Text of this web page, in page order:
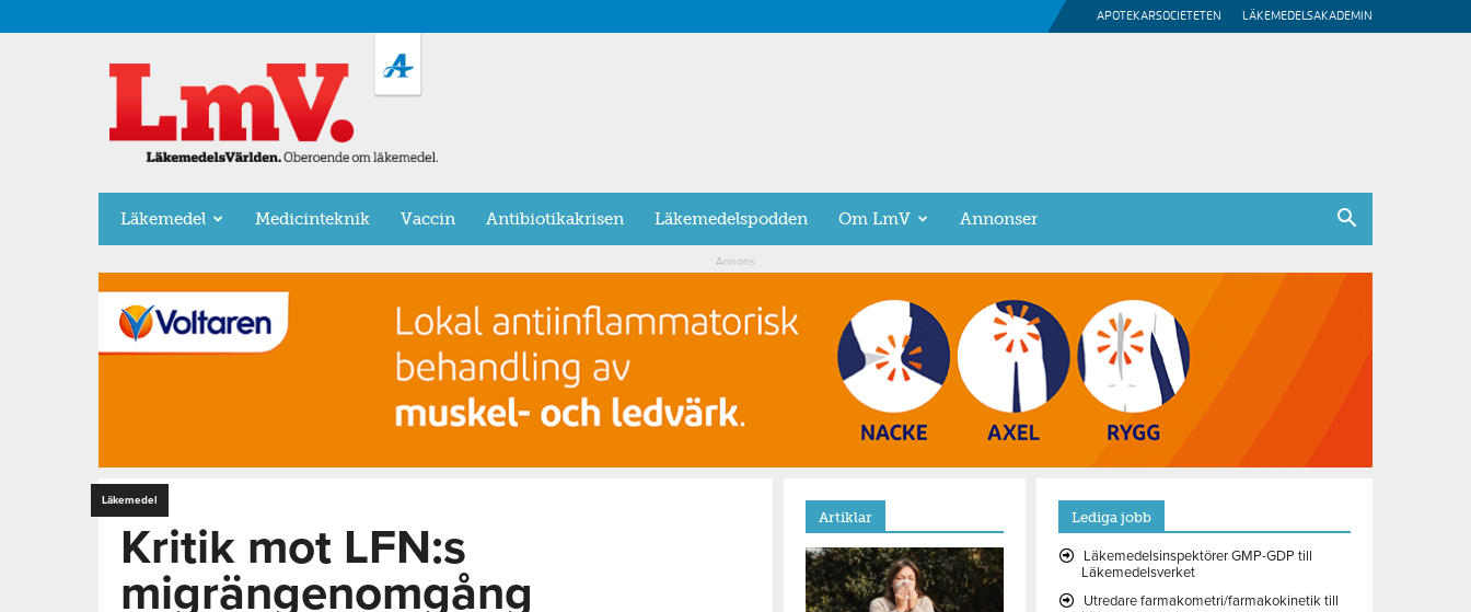
APOTEKARSOCIETETEN LÄKEMEDELSAKADEMIN
LäkemedelsVärlden
Läkemedel Medicinteknik Vaccin Antibiotikakrisen Läkemedelspodden Om LmV Annonser
Annons
Läkemedel
Kritik mot LFN:s
migrängenomgång
Artiklar Lediga jobb
Läkemedelsinspektörer GMP-GDP till
Läkemedelsverket
Utredare farmakometri/farmakokinetik till